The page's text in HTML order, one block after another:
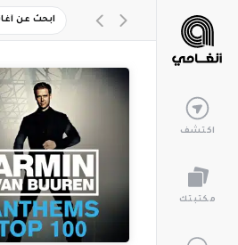
اكتشف
مكتبتك